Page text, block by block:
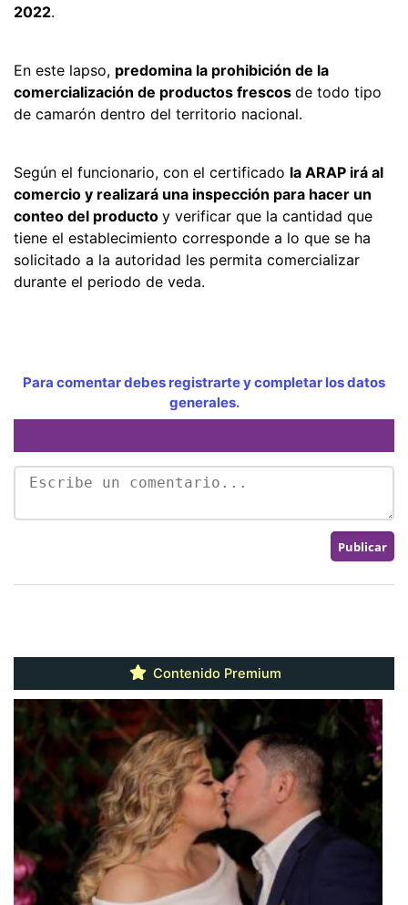
2022.
En este lapso, predomina la prohibición de la
comercialización de productos frescos de todo tipo
de camarón dentro del territorio nacional.
Según el funcionario, con el certificado la ARAP irá al
comercio y realizará una inspección para hacer un
conteo del producto y verificar que la cantidad que
tiene el establecimiento corresponde a lo que se ha
solicitado a la autoridad les permita comercializar
durante el periodo de veda.
Para comentar debes registrarte y completar los datos
generales.
Contenido Premium